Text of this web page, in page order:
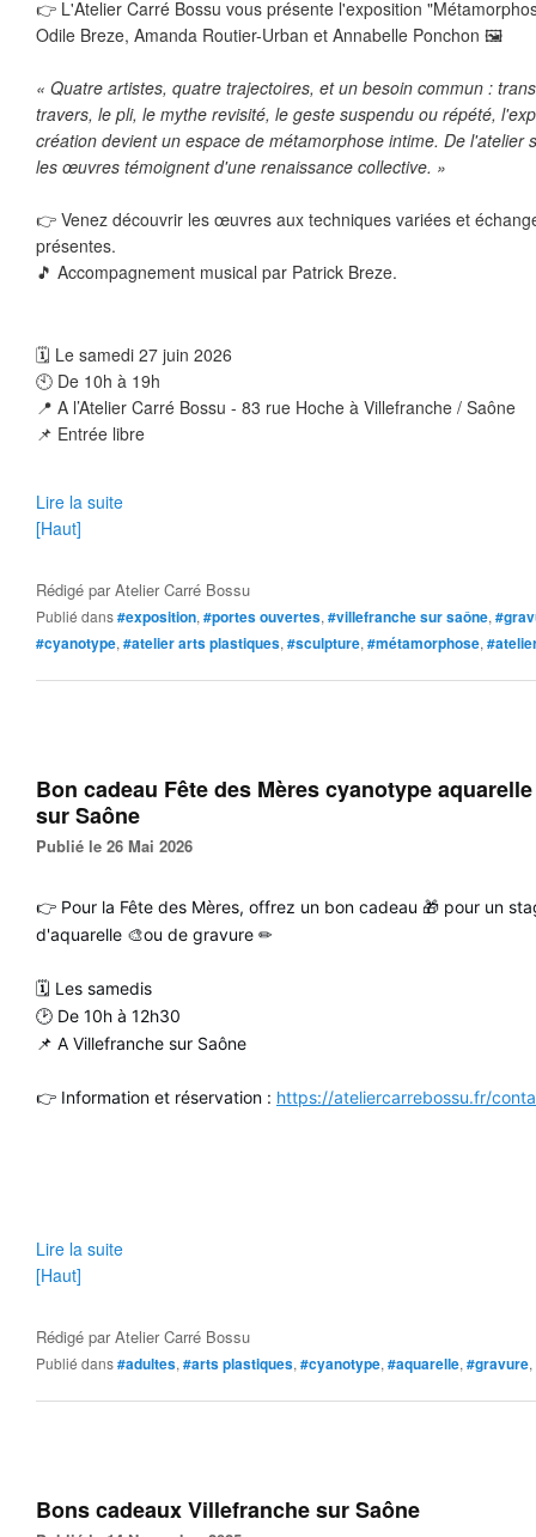
👉 L'Atelier Carré Bossu vous présente l'exposition
Odile Breze, Amanda Routier-Urban et Annabelle Ponchon 🖼️
« Quatre artistes, quatre trajectoires, et un besoin commun :
travers, le pli, le mythe revisité, le geste suspendu ou répété,
création devient un espace de métamorphose intime. De l'atelier
les œuvres témoignent d'une renaissance collective. »
👉 Venez découvrir les œuvres aux techniques variées et
présentes.
🎵 Accompagnement musical par Patrick Breze.
🗓 Le samedi 27 juin 2026
🕙 De 10h à 19h
📍 A l’Atelier Carré Bossu - 83 rue Hoche à Villefranche / Saône
📌 Entrée libre
Lire la suite
[Haut]
Rédigé parAtelier Carré Bossu
Publié dans#exposition, #portes ouvertes, #villefranche sur saône,
#cyanotype, #atelier arts plastiques, #sculpture, #métamorphose,
Bon cadeau Fête des Mères cyanotype
sur Saône
Publié le 26 Mai 2026
👉 Pour la Fête des Mères, offrez un bon cadeau 🎁 pour un
d'aquarelle 🎨ou de gravure ✏
🗓 Les samedis
🕑 De 10h à 12h30
📌 A Villefranche sur Saône
👉 Information et réservation : https://ateliercarrebossu.fr/
Lire la suite
[Haut]
Rédigé parAtelier Carré Bossu
Publié dans#adultes, #arts plastiques, #cyanotype, #aquarelle, #gravure,
Bons cadeaux Villefranche sur Saône